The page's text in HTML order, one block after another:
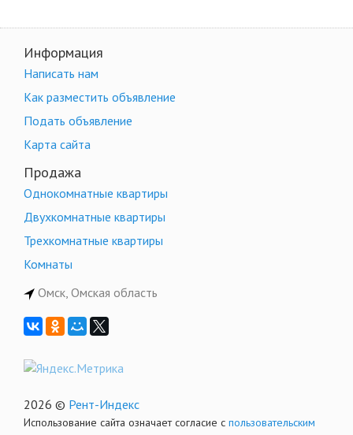
Информация
Написать нам
Как разместить объявление
Подать объявление
Карта сайта
Продажа
Однокомнатные квартиры
Двухкомнатные квартиры
Трехкомнатные квартиры
Комнаты
Омск, Омская область
2026 © Рент-Индекс
Использование сайта означает согласие с пользовательским